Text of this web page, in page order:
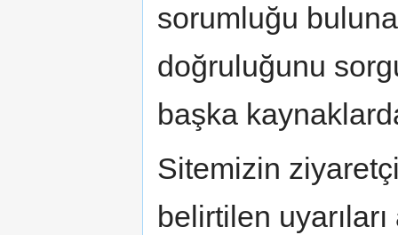
sorumluğu
doğruluğunu
başka
Sitemizin
belirtilen